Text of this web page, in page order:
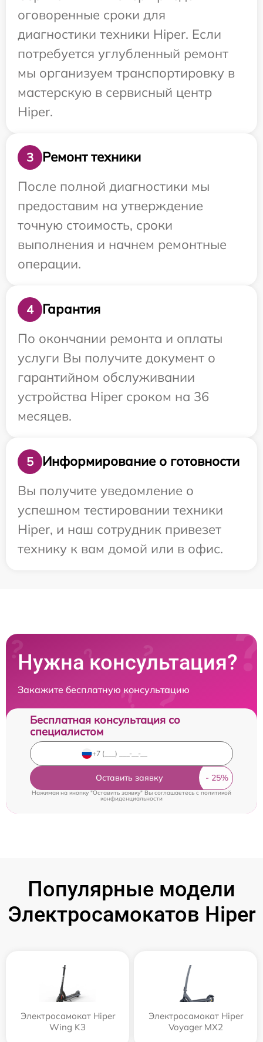
оговоренные сроки для
диагностики техники Hiper. Если
потребуется углубленный ремонт
мы организуем транспортировку в
мастерскую в сервисный центр
Hiper.
3
Ремонт техники
После полной диагностики мы
предоставим на утверждение
точную стоимость, сроки
выполнения и начнем ремонтные
операции.
4
Гарантия
По окончании ремонта и оплаты
услуги Вы получите документ о
гарантийном обслуживании
устройства Hiper сроком на 36
месяцев.
5
Информирование о готовности
Вы получите уведомление о
успешном тестировании техники
Hiper, и наш сотрудник привезет
технику к вам домой или в офис.
Нужна консультация?
Закажите бесплатную консультацию
Бесплатная консультация со
специалистом
Оставить заявку
Нажимая на кнопку "Оставить заявку" Вы соглашаетесь cполитикой
конфиденциальности
Популярные модели
Электросамокатов Hiper
Электросамокат Hiper
Wing K3
Электросамокат Hiper
Voyager MX2